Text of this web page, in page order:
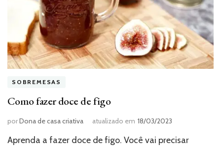
SOBREMESAS
Como fazer doce de figo
porDona de casa criativa atualizado em 18/03/2023
Aprenda a fazer doce de figo. Você vai precisar